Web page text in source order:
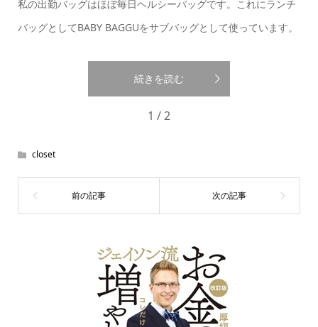
私の出勤バッグはほぼ毎日ヘルシーバッグです。これにランチ
バッグとしてBABY BAGGUをサブバッグとして使っています。
続きを読む
1 / 2
closet